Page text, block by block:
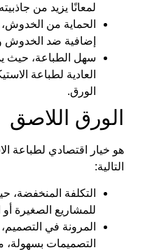
لمعانًا يزيد من
الحماية من
إضافية ضد الخدوش
سهل الطباعة، حيث
العادية لطباعة
الورق.
الورق اللاصق
هو خيار اقتصادي لطباعة
التالية:
التكلفة المنخفضة،
للمشاريع الصغيرة أو
المرونة في
التصميمات